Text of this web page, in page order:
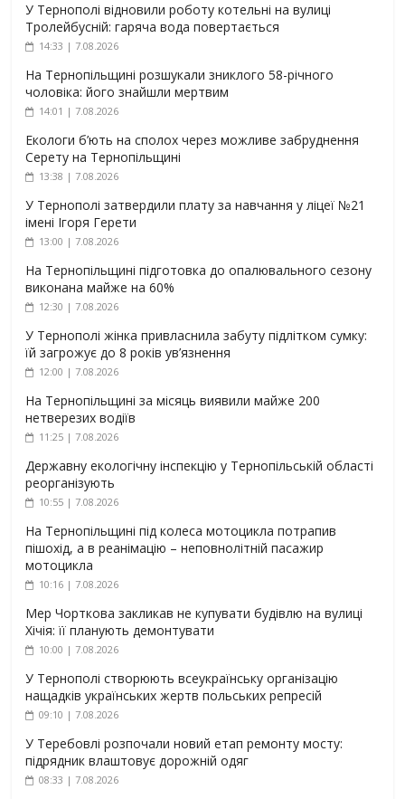
У Тернополі відновили роботу котельні на вулиці
Тролейбусній: гаряча вода повертається
14:33 | 7.08.2026
На Тернопільщині розшукали зниклого 58-річного
чоловіка: його знайшли мертвим
14:01 | 7.08.2026
Екологи б’ють на сполох через можливе забруднення
Серету на Тернопільщині
13:38 | 7.08.2026
У Тернополі затвердили плату за навчання у ліцеї №21
імені Ігоря Герети
13:00 | 7.08.2026
На Тернопільщині підготовка до опалювального сезону
виконана майже на 60%
12:30 | 7.08.2026
У Тернополі жінка привласнила забуту підлітком сумку:
їй загрожує до 8 років ув’язнення
12:00 | 7.08.2026
На Тернопільщині за місяць виявили майже 200
нетверезих водіїв
11:25 | 7.08.2026
Державну екологічну інспекцію у Тернопільській області
реорганізують
10:55 | 7.08.2026
На Тернопільщині під колеса мотоцикла потрапив
пішохід, а в реанімацію – неповнолітній пасажир
мотоцикла
10:16 | 7.08.2026
Мер Чорткова закликав не купувати будівлю на вулиці
Хічія: її планують демонтувати
10:00 | 7.08.2026
У Тернополі створюють всеукраїнську організацію
нащадків українських жертв польських репресій
09:10 | 7.08.2026
У Теребовлі розпочали новий етап ремонту мосту:
підрядник влаштовує дорожній одяг
08:33 | 7.08.2026